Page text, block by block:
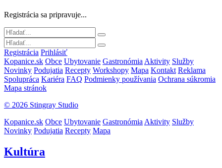
Registrácia sa pripravuje...
Registrácia Prihlásiť
Kopanice.sk Obce Ubytovanie Gastronómia Aktivity Služby
Novinky Podujatia Recepty Workshopy Mapa Kontakt Reklama
Spolupráca Kariéra FAQ Podmienky používania Ochrana súkromia
Mapa stránok
© 2026 Stingray Studio
Kopanice.sk Obce Ubytovanie Gastronómia Aktivity Služby
Novinky Podujatia Recepty Mapa
Kultúra